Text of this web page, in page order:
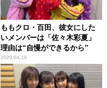
ももクロ・百田、彼女にした
いメンバーは「佐々木彩夏」
理由は“自慢ができるから”
2020.04.19